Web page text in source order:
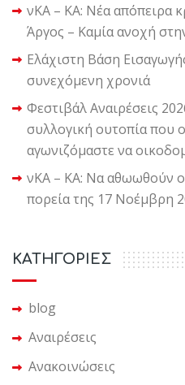
νΚΑ – ΚΑ: Νέα απόπειρα
Άργος – Καμία ανοχή
Ελάχιστη Βάση
συνεχόμενη χρονιά
Φεστιβάλ Αναιρέσεις
συλλογική ουτοπία που
αγωνιζόμαστε να
νΚΑ – ΚΑ: Να αθωωθούν
πορεία της 17 Νοέμβρη
KΑΤΗΓΟΡΙΕΣ
blog
Αναιρέσεις
Ανακοινώσεις